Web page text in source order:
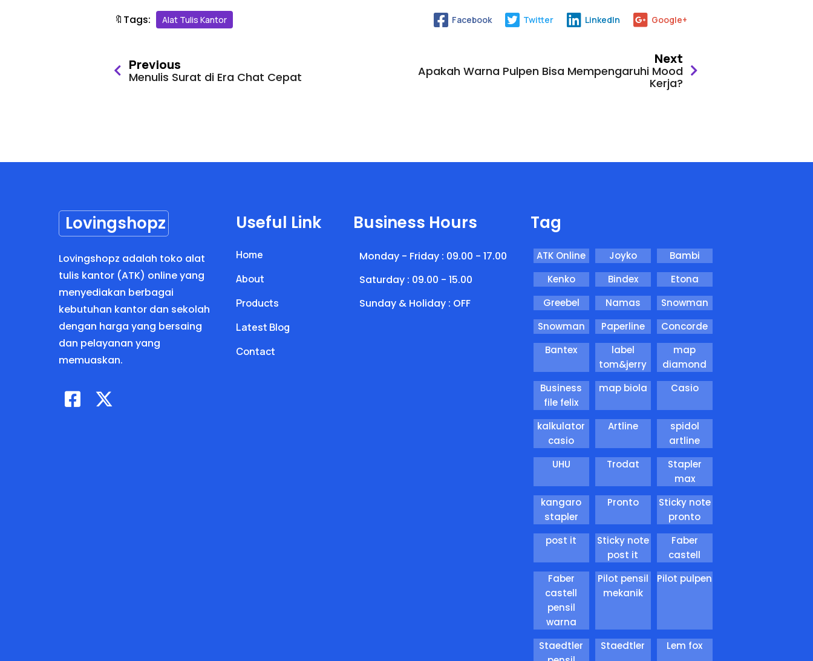
🔖Tags: Alat Tulis Kantor Facebook Twitter LinkedIn Google+
Previous
Menulis Surat di Era Chat Cepat
Next
Apakah Warna Pulpen Bisa Mempengaruhi Mood
Kerja?
Lovingshopz
Lovingshopz adalah toko alat
tulis kantor (ATK) online yang
menyediakan berbagai
kebutuhan kantor dan sekolah
dengan harga yang bersaing
dan pelayanan yang
memuaskan.
Useful Link
Home
About
Products
Latest Blog
Contact
Business Hours
Monday - Friday : 09.00 - 17.00
Saturday : 09.00 - 15.00
Sunday & Holiday : OFF
Tag
ATK Online Joyko
Bambi
Kenko
Bindex
Etona
Greebel
Namas
Snowman
Snowman
Paperline
Concorde
Bantex
label
tom&jerry
map
diamond
Business
file felix
map biola Casio
kalkulator
casio
Artline
spidol
artline
UHU
Trodat
Stapler
max
kangaro
stapler
Pronto
Sticky note
pronto
post it
Sticky note
post it
Faber
castell
Faber
castell
pensil
warna
Pilot pensil
mekanik
Pilot pulpen
Staedtler
Staedtler Lem fox